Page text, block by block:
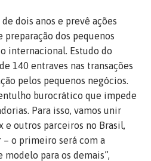
dois anos e prevê ações
dos pequenos
internacional. Estudo do
140 entraves nas transações
pelos pequenos negócios.
burocrático que impede
Para isso, vamos unir
e outros parceiros no Brasil,
o primeiro será com a
para os demais”,